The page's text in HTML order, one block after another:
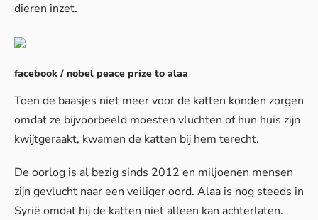
dieren inzet.
facebook / nobel peace prize to alaa
Toen de baasjes niet meer voor de katten konden zorgen
omdat ze bijvoorbeeld moesten vluchten of hun huis zijn
kwijtgeraakt, kwamen de katten bij hem terecht.
De oorlog is al bezig sinds 2012 en miljoenen mensen
zijn gevlucht naar een veiliger oord. Alaa is nog steeds in
Syrië omdat hij de katten niet alleen kan achterlaten.